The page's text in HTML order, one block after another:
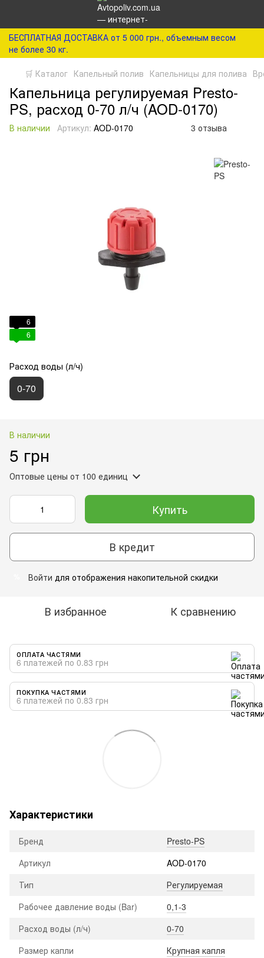
БЕСПЛАТНАЯ ДОСТАВКА от 5 000 грн., объемным весом
не более 30 кг.
🛒 Каталог Капельный полив Капельницы для полива
Капельница регулируемая Presto-
PS, расход 0-70 л/ч (AOD-0170)
В наличии Артикул: AOD-0170 3 отзыва
6
6
Расход воды (л/ч)
0-70
В наличии
5 грн
Оптовые цены от 100 единиц
Купить
В кредит
Войти для отображения накопительной скидки
В избранное К сравнению
ОПЛАТА ЧАСТЯМИ
6 платежей по 0.83 грн
ПОКУПКА ЧАСТЯМИ
6 платежей по 0.83 грн
Характеристики
Бренд
Presto-PS
Артикул
AOD-0170
Тип
Регулируемая
Рабочее давление воды (Bar)
0,1-3
Расход воды (л/ч)
0-70
Размер капли
Крупная капля